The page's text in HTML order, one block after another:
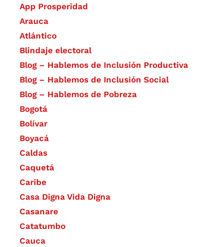
App Prosperidad
Arauca
Atlántico
Blindaje electoral
Blog – Hablemos de Inclusión Productiva
Blog – Hablemos de Inclusión Social
Blog – Hablemos de Pobreza
Bogotá
Bolívar
Boyacá
Caldas
Caquetá
Caribe
Casa Digna Vida Digna
Casanare
Catatumbo
Cauca